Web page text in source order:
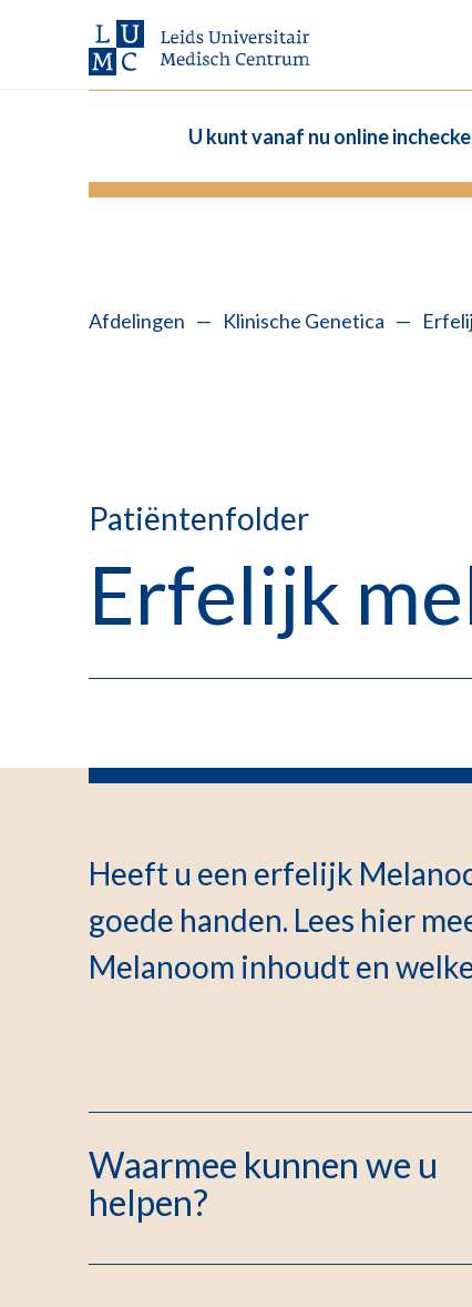
U kunt vanaf nu online
Afdelingen — Klinische Genetica —
Patiëntenfolder
Erfelijk
Heeft u een erfelijk
goede handen. Lees hier
Melanoom inhoudt en
Waarmee kunnen we u
helpen?